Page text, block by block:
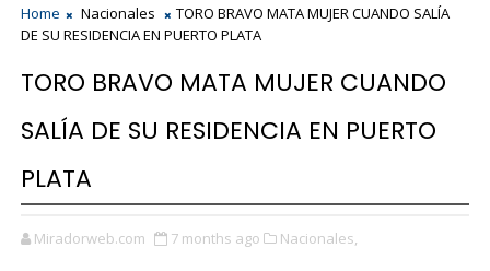
Home Nacionales
TORO BRAVO MATA MUJER CUANDO SALÍA
DE SU RESIDENCIA EN PUERTO PLATA
TORO BRAVO MATA MUJER CUANDO
SALÍA DE SU RESIDENCIA EN PUERTO
PLATA
Miradorweb.com 7 months ago Nacionales,